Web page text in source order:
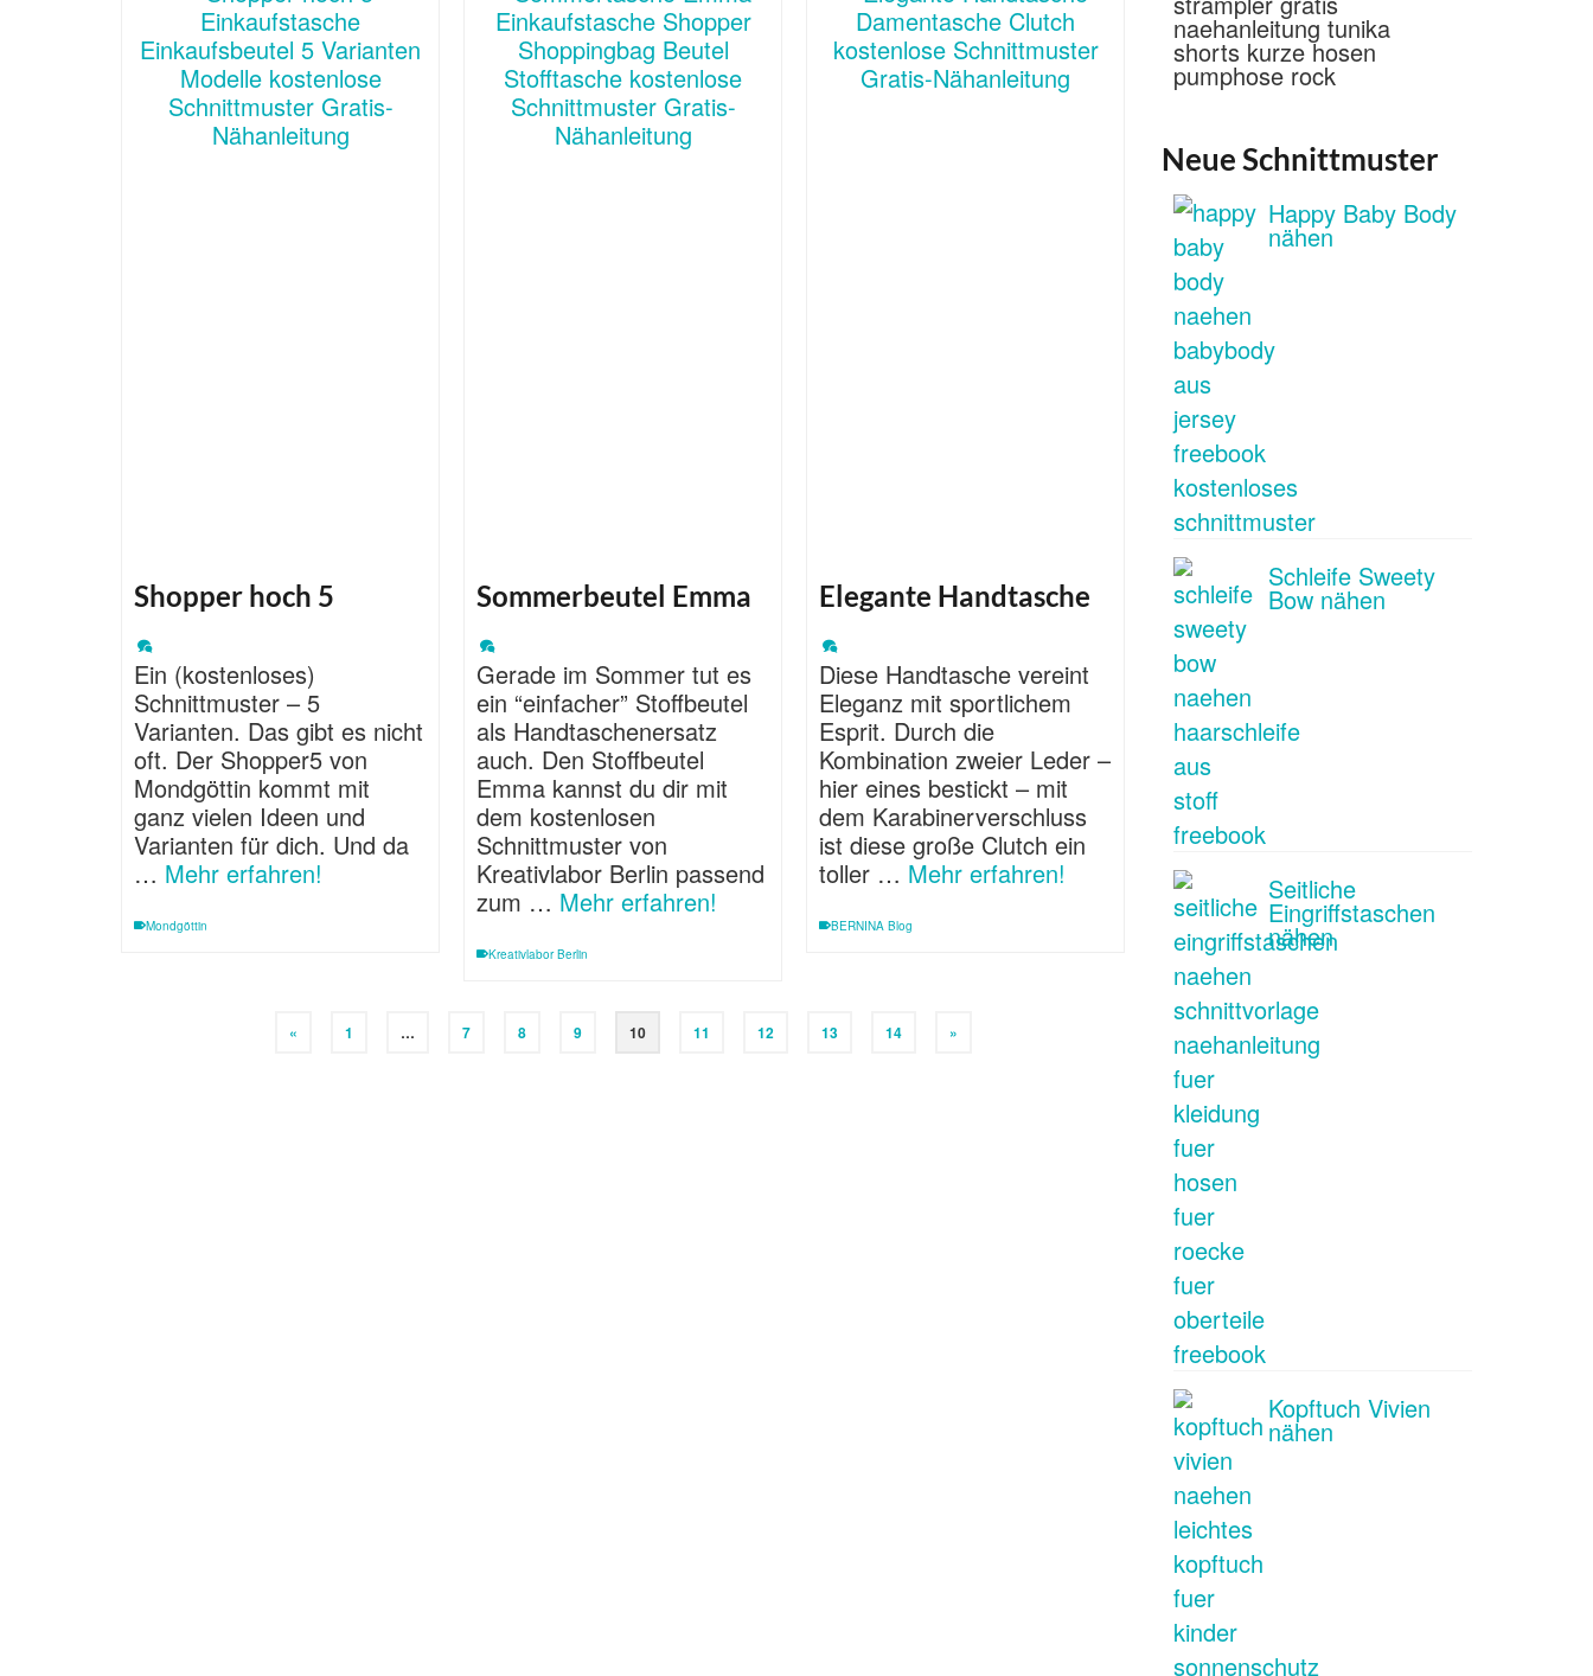
Shopper hoch 5
Ein (kostenloses)
Schnittmuster – 5
Varianten. Das gibt es nicht
oft. Der Shopper5 von
Mondgöttin kommt mit
ganz vielen Ideen und
Varianten für dich. Und da
… Mehr erfahren!
Mondgöttin
Sommerbeutel Emma
Gerade im Sommer tut es
ein “einfacher” Stoffbeutel
als Handtaschenersatz
auch. Den Stoffbeutel
Emma kannst du dir mit
dem kostenlosen
Schnittmuster von
Kreativlabor Berlin passend
zum … Mehr erfahren!
Kreativlabor Berlin
Elegante Handtasche
Diese Handtasche vereint
Eleganz mit sportlichem
Esprit. Durch die
Kombination zweier Leder –
hier eines bestickt – mit
dem Karabinerverschluss
ist diese große Clutch ein
toller … Mehr erfahren!
BERNINA Blog
« 1 … 7 8 9 10 11 12 13 14 »
Neue Schnittmuster
Happy Baby Body
nähen
Schleife Sweety
Bow nähen
Seitliche
Eingriffstaschen
nähen
Kopftuch Vivien
nähen